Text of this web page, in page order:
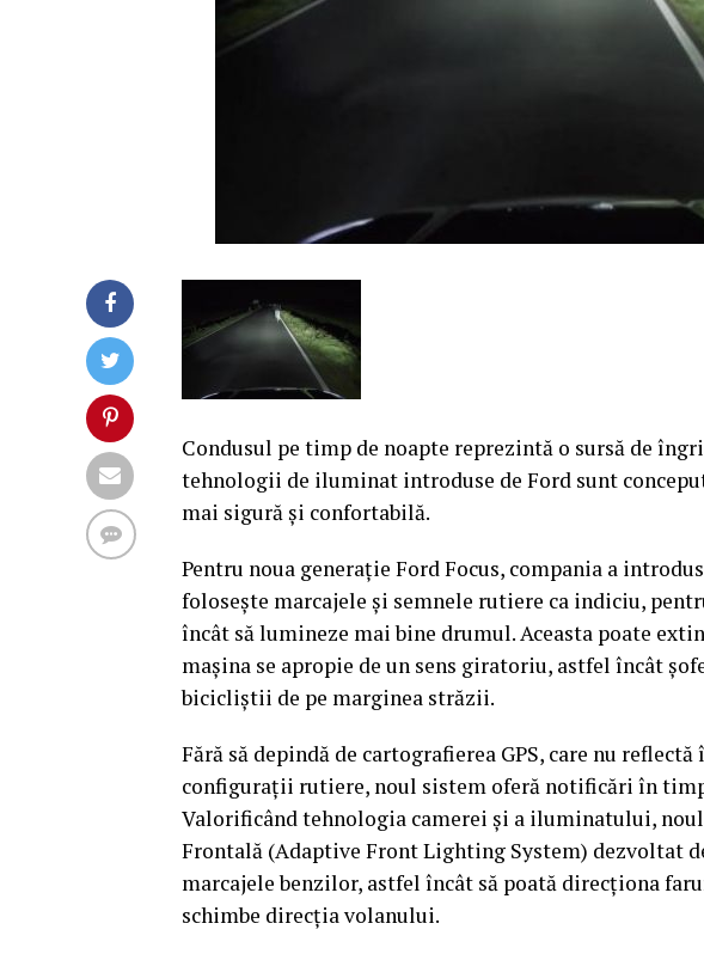
Condusul pe timp de noapte reprezintă o sursă de
tehnologii de iluminat introduse de Ford sunt
mai sigură şi confortabilă.
Pentru noua generaţie Ford Focus, compania a
foloseşte marcajele şi semnele rutiere ca indiciu,
încât să lumineze mai bine drumul.Aceasta poate
maşina se apropie de un sens giratoriu, astfel încât
bicicliştii de pe marginea străzii.
Fără să depindă de cartografierea GPS, care nu
configuraţii rutiere, noul sistem oferă notificări în
Valorificând tehnologia camerei şi a iluminatului,
Frontală (Adaptive Front Lighting System) dezvoltat
marcajele benzilor, astfel încât să poată direcţiona
schimbe direcţia volanului.